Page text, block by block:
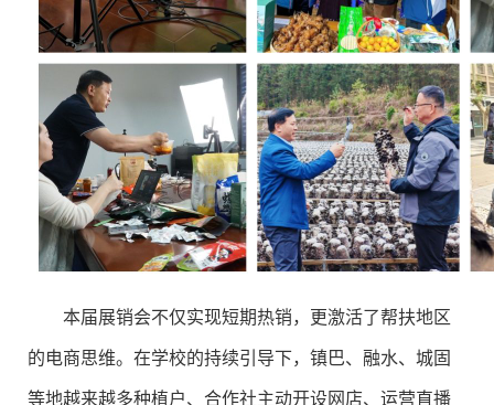
本届展销会不仅实现短期热销，更激活了帮扶地区
的电商思维。在学校的持续引导下，镇巴、融水、城固
等地越来越多种植户、合作社主动开设网店、运营直播